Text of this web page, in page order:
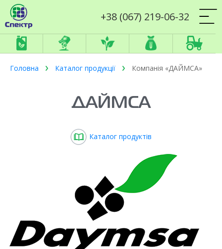
+38 (067) 219-06-32
Головна Каталог продукції Компанія «ДАЙМСА»
ДАЙМСА
Каталог продуктів